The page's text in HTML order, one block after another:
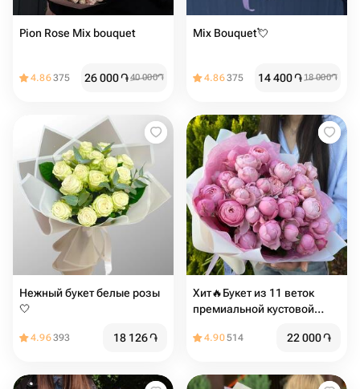
Pion Rose Mix bouquet
4.86375 26 000֏40 000֏
Mix Bouquet💘
4.86375 14 400֏18 000֏
Нежный букет белые розы
🤍
4.96393 18 126֏
Хит🔥Букет из 11 веток
премиальной кустовой
4.90514 22 000֏